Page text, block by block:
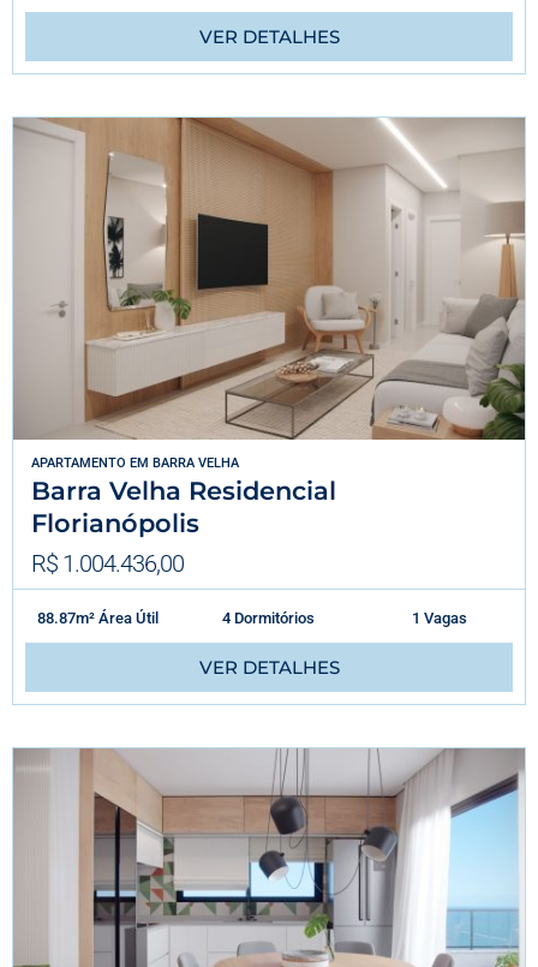
VER DETALHES
APARTAMENTO EM BARRA VELHA
Barra Velha Residencial
Florianópolis
R$ 1.004.436,00
88.87m² Área Útil 4 Dormitórios 1 Vagas
VER DETALHES